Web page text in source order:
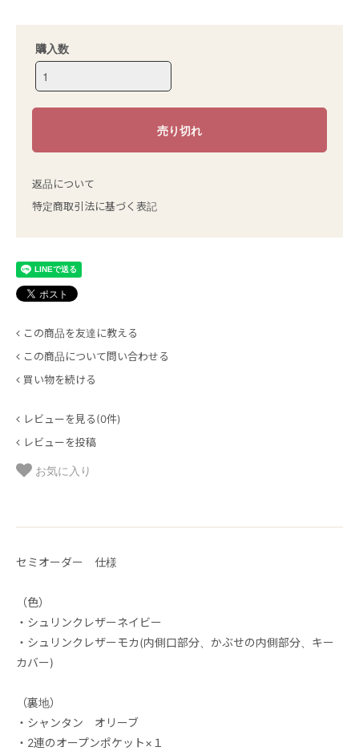
購入数
返品について
特定商取引法に基づく表記
この商品を友達に教える
この商品について問い合わせる
買い物を続ける
レビューを見る(0件)
レビューを投稿
お気に入り
セミオーダー 仕様
（色）
・シュリンクレザーネイビー
・シュリンクレザーモカ(内側口部分、かぶせの内側部分、キー
カバー)
（裏地）
・シャンタン オリーブ
・2連のオープンポケット×１